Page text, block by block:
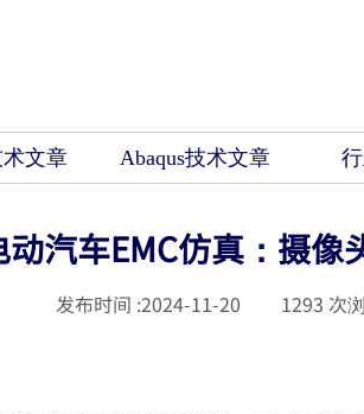
文章 Abaqus技术文章
动汽车EMC仿真：摄
发布时间 :2024-11-20 1293 次